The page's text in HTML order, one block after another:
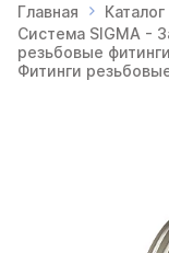
Главная
Каталог
Система SIGMA -
резьбовые фитинги
Фитинги